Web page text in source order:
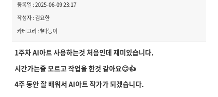
등록일 : 2025-06-09 23:17
작성자 : 김요한
카테고리 : 🎙️따능이
1주차 AI아트 사용하는것 처음인데 재미있습니다.
시간가는줄 모르고 작업을 한것 같아요😊👍
4주 동안 잘 배워서 AI아트 작가가 되겠습니다.